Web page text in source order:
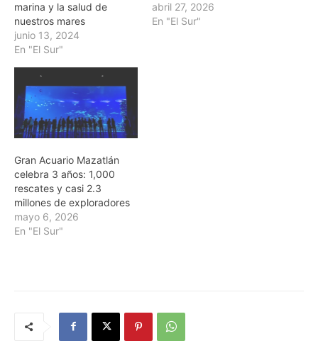
marina y la salud de
nuestros mares
junio 13, 2024
En "El Sur"
abril 27, 2026
En "El Sur"
Gran Acuario Mazatlán
celebra 3 años: 1,000
rescates y casi 2.3
millones de exploradores
mayo 6, 2026
En "El Sur"